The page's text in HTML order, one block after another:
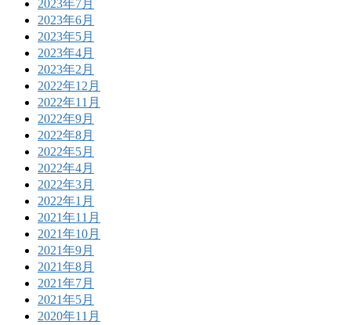
2023年7月
2023年6月
2023年5月
2023年4月
2023年2月
2022年12月
2022年11月
2022年9月
2022年8月
2022年5月
2022年4月
2022年3月
2022年1月
2021年11月
2021年10月
2021年9月
2021年8月
2021年7月
2021年5月
2020年11月